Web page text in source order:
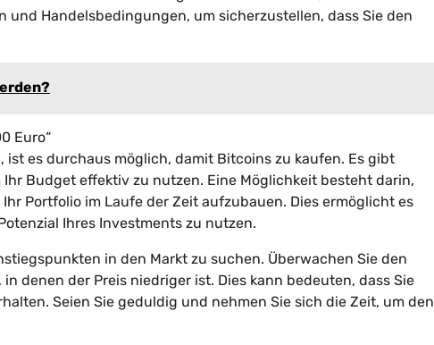
Handelsbedingungen, um sicherzustellen, dass Sie den
Euro“
es durchaus möglich, damit Bitcoins zu kaufen. Es gibt
Budget effektiv zu nutzen. Eine Möglichkeit besteht darin,
Portfolio im Laufe der Zeit aufzubauen. Dies ermöglicht es
Ihres Investments zu nutzen.
in den Markt zu suchen. Überwachen Sie den
denen der Preis niedriger ist. Dies kann bedeuten, dass Sie
Seien Sie geduldig und nehmen Sie sich die Zeit, um den